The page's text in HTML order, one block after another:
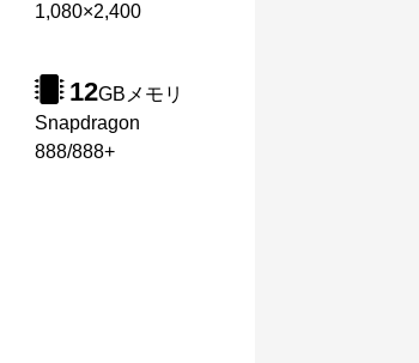
1,080×2,400
12GBメモリ
Snapdragon
888/888+